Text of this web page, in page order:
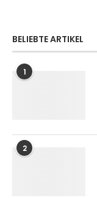
BELIEBTE ARTIKEL
1
2